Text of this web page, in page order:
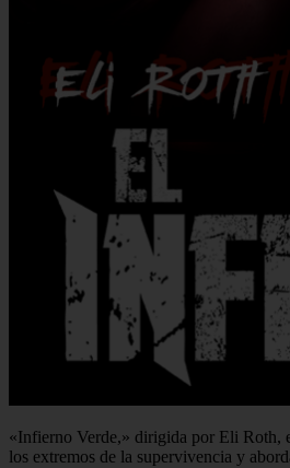
«Infierno Verde,» dirigida por Eli Roth,
los extremos de la supervivencia y